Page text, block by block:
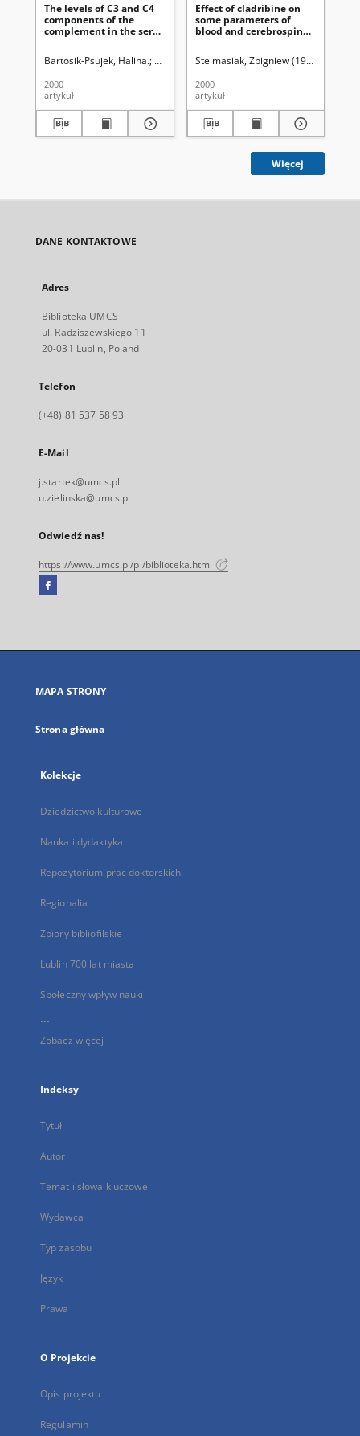
The levels of C3 and C4
components of the
complement in the sera
patients (RR-MS) treated
Bartosik-Psujek, Halina. Stelmasiak, Zbigniew (1941- ). Mitosek-
2000
artykuł
Effect of cladribine on
some parameters of
blood and cerebrospinal
multiple sclerosis (RR-
Stelmasiak, Zbigniew (1941- ).
2000
artykuł
Więcej
DANE KONTAKTOWE
Adres
Biblioteka UMCS
ul. Radziszewskiego 11
20-031 Lublin, Poland
Telefon
(+48) 81 537 58 93
E-Mail
j.startek@umcs.pl
u.zielinska@umcs.pl
Odwiedź nas!
https://www.umcs.pl/pl/biblioteka.htm
Facebook
się
karcie
MAPA STRONY
Strona główna
Kolekcje
Dziedzictwo kulturowe
Nauka i dydaktyka
Repozytorium prac doktorskich
Regionalia
Zbiory bibliofilskie
Lublin 700 lat miasta
Społeczny wpływ nauki
...
Zobacz więcej
Indeksy
Tytuł
Autor
Temat i słowa kluczowe
Wydawca
Typ zasobu
Język
Prawa
O Projekcie
Opis projektu
Regulamin